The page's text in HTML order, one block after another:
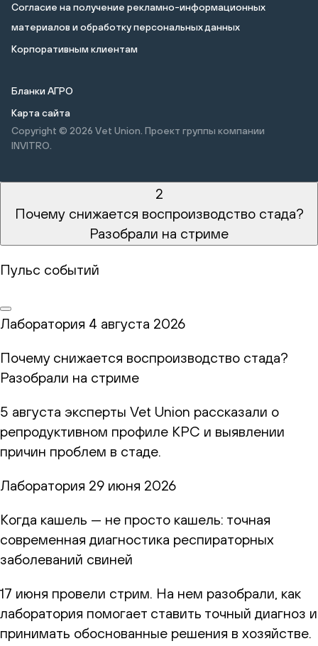
Cогласие на получение рекламно-информационных
материалов и обработку персональных данных
Корпоративным клиентам
Бланки АГРО
Карта сайта
Copyright © 2026 Vet Union. Проект группы компании
INVITRO.
2
Почему снижается воспроизводство стада?
Разобрали на стриме
Пульс событий
Лаборатория 4 августа 2026
Почему снижается воспроизводство стада?
Разобрали на стриме
5 августа эксперты Vet Union рассказали о
репродуктивном профиле КРС и выявлении
причин проблем в стаде.
Лаборатория 29 июня 2026
Когда кашель — не просто кашель: точная
современная диагностика респираторных
заболеваний свиней
17 июня провели стрим. На нем разобрали, как
лаборатория помогает ставить точный диагноз и
принимать обоснованные решения в хозяйстве.